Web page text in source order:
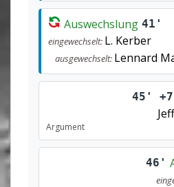
Auswechslung 41'
eingewechselt: L. Kerber
ausgewechselt: Lennard
45'
Argument
46'